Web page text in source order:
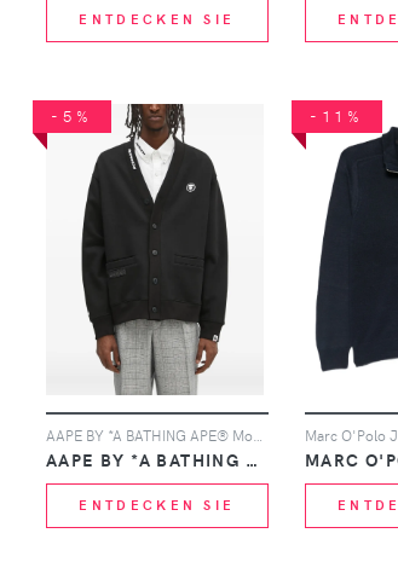
ENTDECKEN SIE
-5%
AAPE BY *A BATHING APE®
ENTDECKEN SIE
-11%
Marc O'Polo
MARC